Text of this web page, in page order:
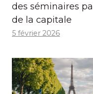
des séminaires
de la capitale
5 février 2026